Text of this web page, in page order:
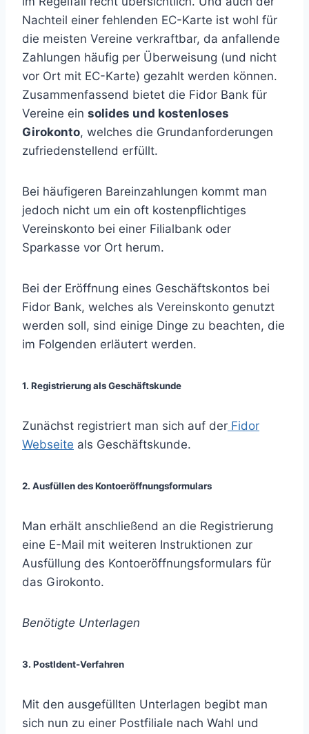
Nachteil einer fehlenden EC-Karte ist wohl für
die meisten Vereine verkraftbar, da anfallende
Zahlungen häufig per Überweisung (und nicht
vor Ort mit EC-Karte) gezahlt werden können.
Zusammenfassend bietet die Fidor Bank für
Vereine ein solides und kostenloses
Girokonto, welches die Grundanforderungen
zufriedenstellend erfüllt.
Bei häufigeren Bareinzahlungen kommt man
jedoch nicht um ein oft kostenpflichtiges
Vereinskonto bei einer Filialbank oder
Sparkasse vor Ort herum.
Bei der Eröffnung eines Geschäftskontos bei
Fidor Bank, welches als Vereinskonto genutzt
werden soll, sind einige Dinge zu beachten, die
im Folgenden erläutert werden.
1. Registrierung als Geschäftskunde
Zunächst registriert man sich auf der Fidor
Webseite als Geschäftskunde.
2. Ausfüllen des Kontoeröffnungsformulars
Man erhält anschließend an die Registrierung
eine E-Mail mit weiteren Instruktionen zur
Ausfüllung des Kontoeröffnungsformulars für
das Girokonto.
Benötigte Unterlagen
3. PostIdent-Verfahren
Mit den ausgefüllten Unterlagen begibt man
sich nun zu einer Postfiliale nach Wahl und